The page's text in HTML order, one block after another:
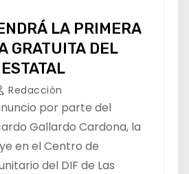
LA PRIMERA
GRATUITA DEL
Redacción
por parte del
Gallardo Cardona, la
en el Centro de
del DIF de Las